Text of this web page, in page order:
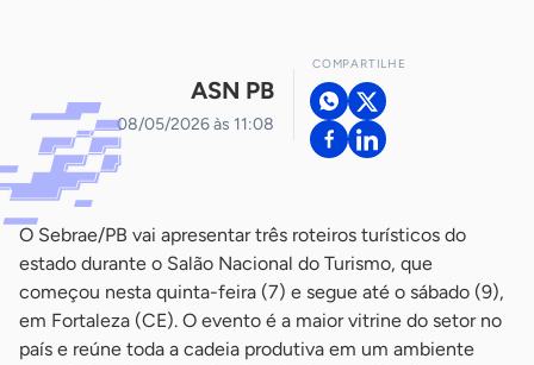
ASN PB
08/05/2026 às 11:08
COMPARTILHE
O Sebrae/PB vai apresentar três roteiros turísticos do
estado durante o Salão Nacional do Turismo, que
começou nesta quinta-feira (7) e segue até o sábado (9),
em Fortaleza (CE). O evento é a maior vitrine do setor no
país e reúne toda a cadeia produtiva em um ambiente